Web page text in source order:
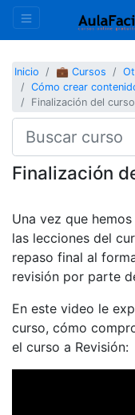
Inicio 💼 Cursos
Cómo crear
Finalización del curso
Finalización
Una vez que
las lecciones del
repaso final al
revisión por parte
En este video le
curso, cómo
el curso a Revisión: